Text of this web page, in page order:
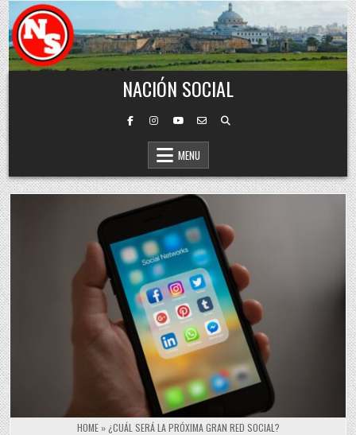
Skip to content
NACIÓN SOCIAL
MENU
HOME» ¿CUÁL SERÁ LA PRÓXIMA GRAN RED SOCIAL?